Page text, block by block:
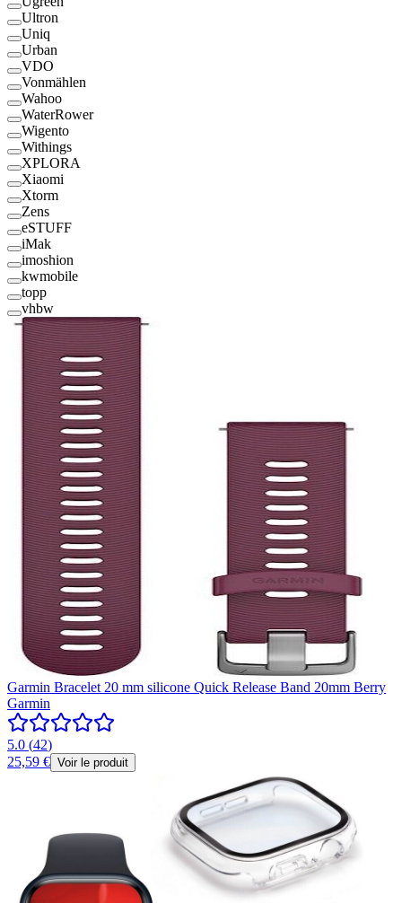
Ultron
Uniq
Urban
VDO
Vonmählen
Wahoo
WaterRower
Wigento
Withings
XPLORA
Xiaomi
Xtorm
Zens
eSTUFF
iMak
imoshion
kwmobile
topp
vhbw
Garmin Bracelet 20 mm silicone Quick Release Band 20mm Berry
Garmin
5.0 (42)
25,59 € Voir le produit